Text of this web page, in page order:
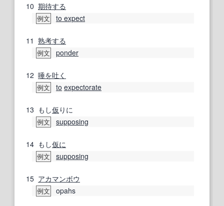
10 期待する
例文 to expect
11 熟考する
例文 ponder
12 唾を吐く
例文 to expectorate
13 もし仮 りに
例文 supposing
14 もし仮に
例文 supposing
15 アカマンボウ
例文 opahs